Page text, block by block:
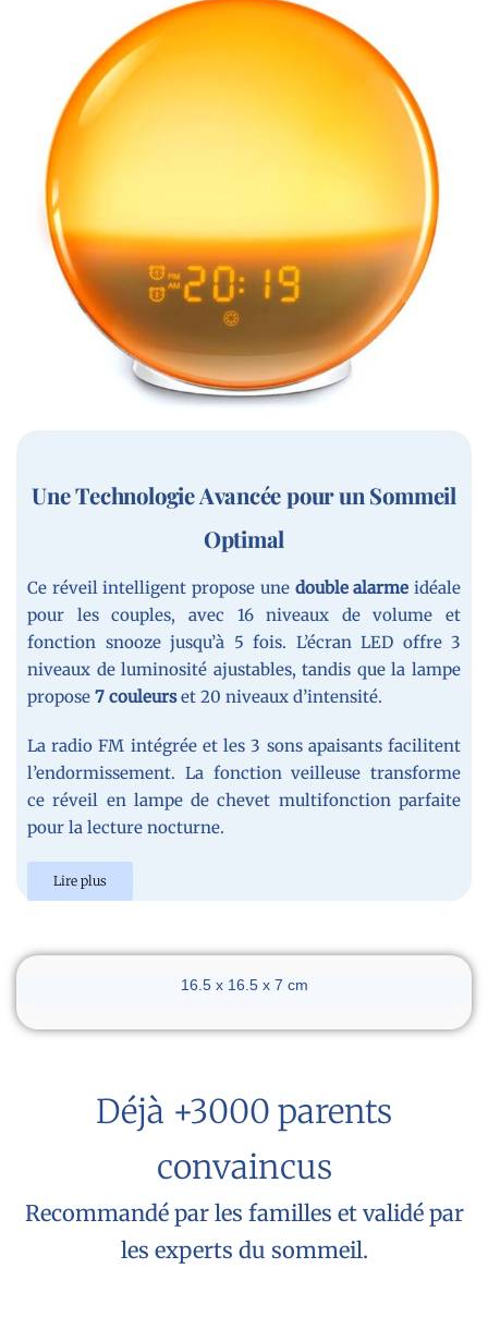
Une Technologie Avancée pour un Sommeil
Optimal
Ce réveil intelligent propose une double alarme idéale
pour les couples, avec 16 niveaux de volume et
fonction snooze jusqu’à 5 fois. L’écran LED offre 3
niveaux de luminosité ajustables, tandis que la lampe
propose 7 couleurset 20 niveaux d’intensité.
La radio FM intégrée et les 3 sons apaisants facilitent
l’endormissement. La fonction veilleuse transforme
ce réveil en lampe de chevet multifonction parfaite
pour la lecture nocturne.
Lire plus
Dimensions du réveil
16.5 x 16.5 x 7 cm
Déjà +3000 parents
convaincus
Recommandé par les familles et validé par
les experts du sommeil.